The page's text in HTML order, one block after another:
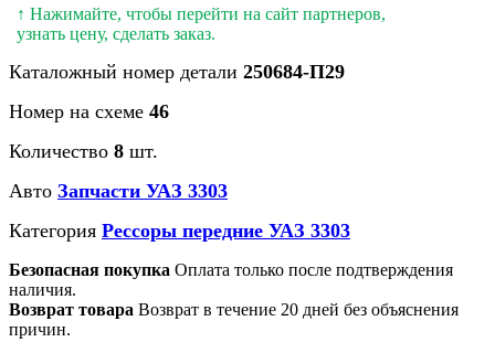
↑ Нажимайте, чтобы перейти на сайт партнеров,
узнать цену, сделать заказ.
Каталожный номер детали 250684-П29
Номер на схеме 46
Количество 8 шт.
Авто Запчасти УАЗ 3303
Категория Рессоры передние УАЗ 3303
Безопасная покупка Оплата только после подтверждения
наличия.
Возврат товара Возврат в течение 20 дней без объяснения
причин.